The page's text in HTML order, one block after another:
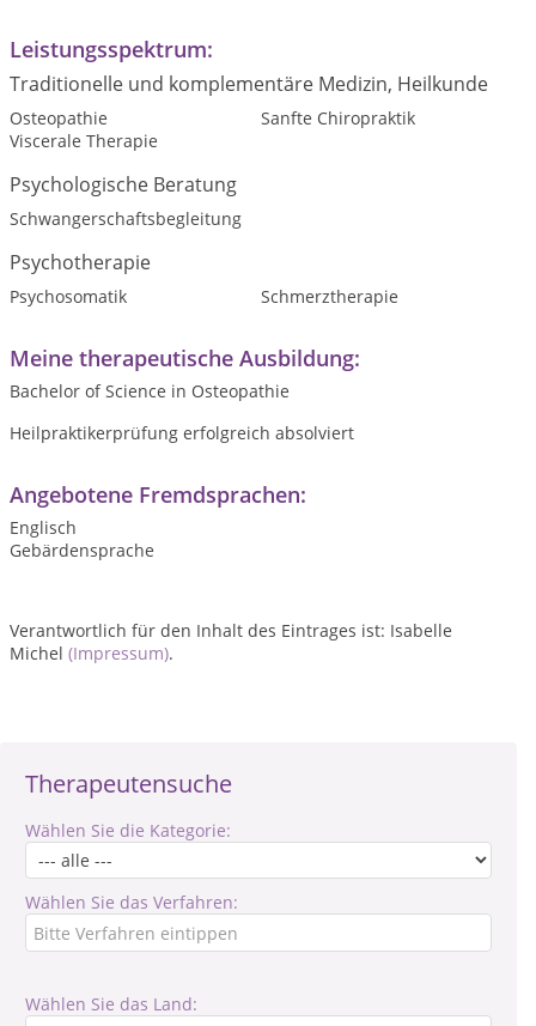
Therapeutensuche
Wählen Sie die Kategorie:
Wählen Sie das Verfahren:
Wählen Sie das Land:
Leistungsspektrum:
Traditionelle und komplementäre Medizin, Heilkunde
Osteopathie
Sanfte Chiropraktik
Viscerale Therapie
Psychologische Beratung
Schwangerschaftsbegleitung
Psychotherapie
Psychosomatik Schmerztherapie
Meine therapeutische Ausbildung:
Bachelor of Science in Osteopathie
Heilpraktikerprüfung erfolgreich absolviert
Angebotene Fremdsprachen:
Englisch
Gebärdensprache
Verantwortlich für den Inhalt des Eintrages ist: Isabelle
Michel (Impressum).